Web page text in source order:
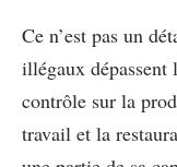
Ce n’est pas un
illégaux dépassent
contrôle sur la
travail et la